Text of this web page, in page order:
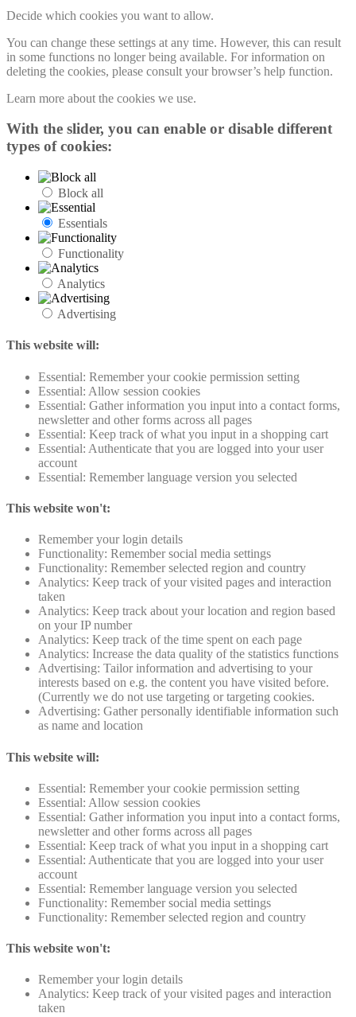
Decide which cookies you want to allow.
You can change these settings at any time. However, this can result
in some functions no longer being available. For information on
deleting the cookies, please consult your browser’s help function.
Learn more about the cookies we use.
With the slider, you can enable or disable different
types of cookies:
Block all
Essentials
Functionality
Analytics
Advertising
This website will:
Essential: Remember your cookie permission setting
Essential: Allow session cookies
Essential: Gather information you input into a contact forms,
newsletter and other forms across all pages
Essential: Keep track of what you input in a shopping cart
Essential: Authenticate that you are logged into your user
account
Essential: Remember language version you selected
This website won't:
Remember your login details
Functionality: Remember social media settings
Functionality: Remember selected region and country
Analytics: Keep track of your visited pages and interaction
taken
Analytics: Keep track about your location and region based
on your IP number
Analytics: Keep track of the time spent on each page
Analytics: Increase the data quality of the statistics functions
Advertising: Tailor information and advertising to your
interests based on e.g. the content you have visited before.
(Currently we do not use targeting or targeting cookies.
Advertising: Gather personally identifiable information such
as name and location
This website will:
Essential: Remember your cookie permission setting
Essential: Allow session cookies
Essential: Gather information you input into a contact forms,
newsletter and other forms across all pages
Essential: Keep track of what you input in a shopping cart
Essential: Authenticate that you are logged into your user
account
Essential: Remember language version you selected
Functionality: Remember social media settings
Functionality: Remember selected region and country
This website won't:
Remember your login details
Analytics: Keep track of your visited pages and interaction
taken